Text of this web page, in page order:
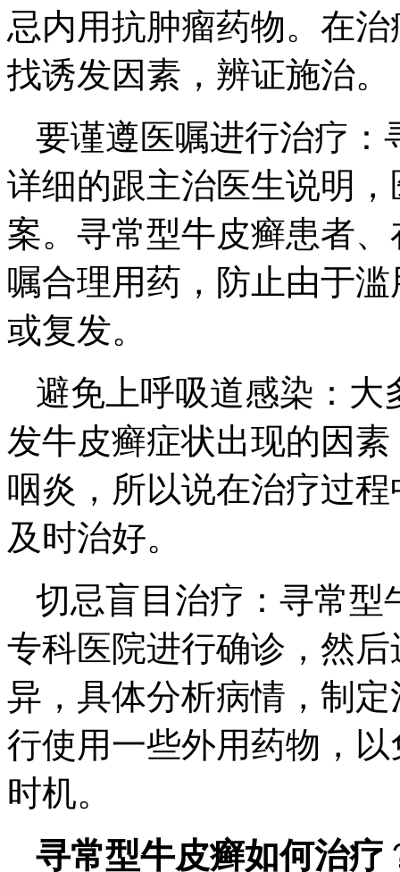
忌内用抗肿瘤药物。在
找诱发因素，辨证施治。
要谨遵医嘱进行治疗：
详细的跟主治医生说明
案。寻常型牛皮癣患者
嘱合理用药，防止由于
或复发。
避免上呼吸道感染：大
发牛皮癣症状出现的因
咽炎，所以说在治疗过
及时治好。
切忌盲目治疗：寻常型
专科医院进行确诊，然
异，具体分析病情，制
行使用一些外用药物，
时机。
寻常型牛皮癣如何治疗